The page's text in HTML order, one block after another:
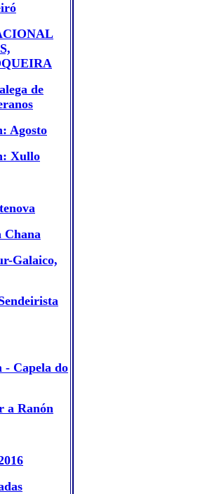
de
Agosto
Xullo
Chana
Galaico,
- Capela do
a Ranón